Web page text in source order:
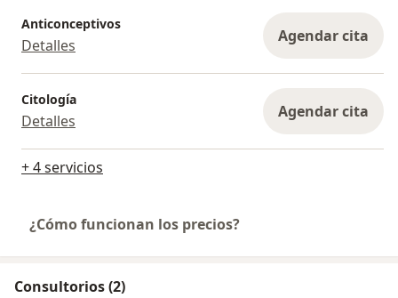
Anticonceptivos
Detalles Agendar cita
Citología
Detalles Agendar cita
+ 4 servicios
¿Cómo funcionan los precios?
Consultorios (2)